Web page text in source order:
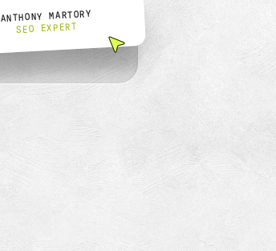
ANTHONY MARTORY
SEO EXPERT